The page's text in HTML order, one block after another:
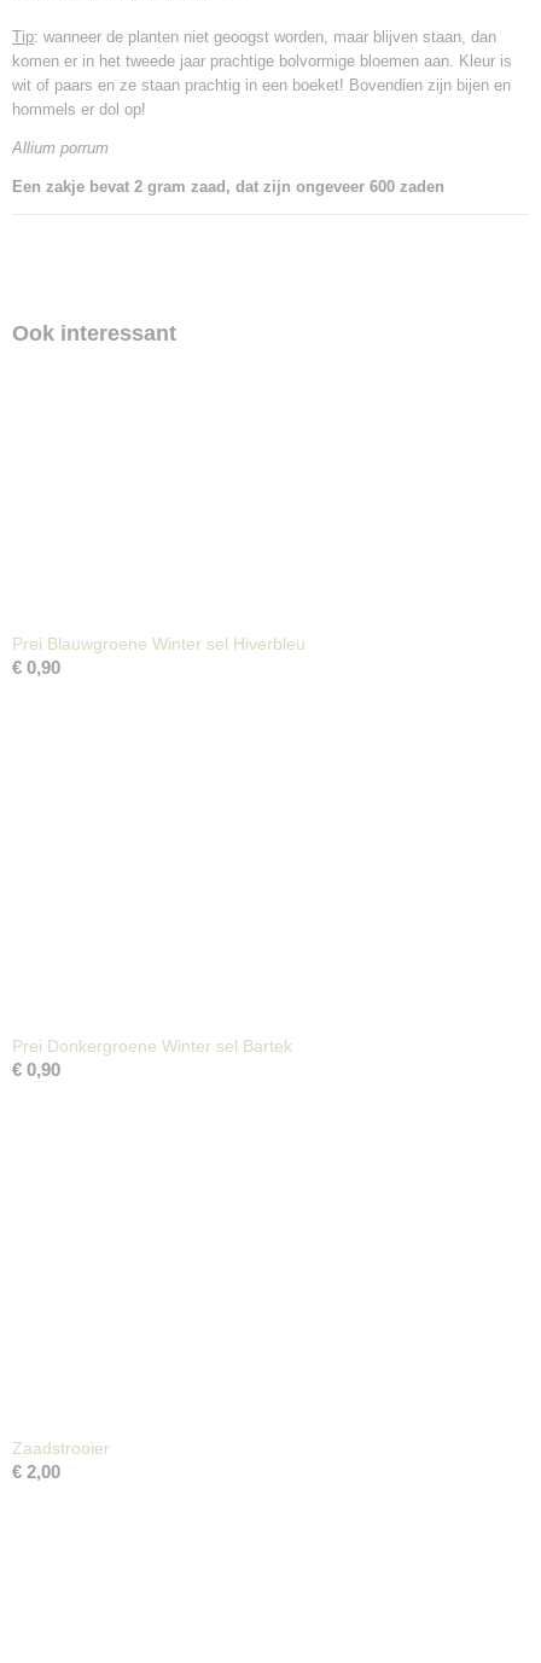
Tip: wanneer de planten niet geoogst worden, maar blijven staan, dan
komen er in het tweede jaar prachtige bolvormige bloemen aan. Kleur is
wit of paars en ze staan prachtig in een boeket! Bovendien zijn bijen en
hommels er dol op!
Allium porrum
Een zakje bevat 2 gram zaad, dat zijn ongeveer 600 zaden
Ook interessant
Prei Blauwgroene Winter sel Hiverbleu
€ 0,90
Prei Donkergroene Winter sel Bartek
€ 0,90
Zaadstrooier
€ 2,00